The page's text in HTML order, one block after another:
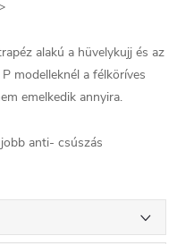
alakú a hüvelykujj és az
modelleknél a félköríves
emelkedik annyira.
anti- csúszás